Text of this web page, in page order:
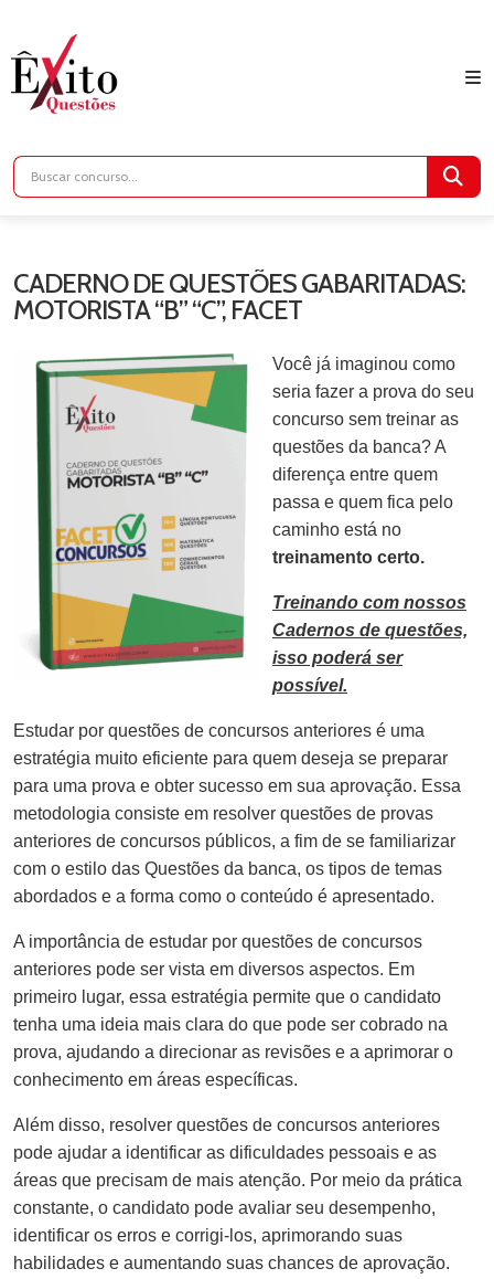
CADERNO DE QUESTÕES GABARITADAS:
MOTORISTA “B” “C”, FACET
Você já imaginou como
seria fazer a prova do seu
concurso sem treinar as
questões da banca? A
diferença entre quem
passa e quem fica pelo
caminho está no
treinamento certo.
Treinando com nossos
Cadernos de questões,
isso poderá ser
possível.
Estudar por questões de concursos anteriores é uma
estratégia muito eficiente para quem deseja se preparar
para uma prova e obter sucesso em sua aprovação. Essa
metodologia consiste em resolver questões de provas
anteriores de concursos públicos, a fim de se familiarizar
com o estilo das Questões da banca, os tipos de temas
abordados e a forma como o conteúdo é apresentado.
A importância de estudar por questões de concursos
anteriores pode ser vista em diversos aspectos. Em
primeiro lugar, essa estratégia permite que o candidato
tenha uma ideia mais clara do que pode ser cobrado na
prova, ajudando a direcionar as revisões e a aprimorar o
conhecimento em áreas específicas.
Além disso, resolver questões de concursos anteriores
pode ajudar a identificar as dificuldades pessoais e as
áreas que precisam de mais atenção. Por meio da prática
constante, o candidato pode avaliar seu desempenho,
identificar os erros e corrigi-los, aprimorando suas
habilidades e aumentando suas chances de aprovação.